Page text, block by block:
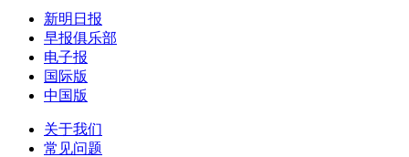
新明日报
早报俱乐部
电子报
国际版
中国版
关于我们
常见问题